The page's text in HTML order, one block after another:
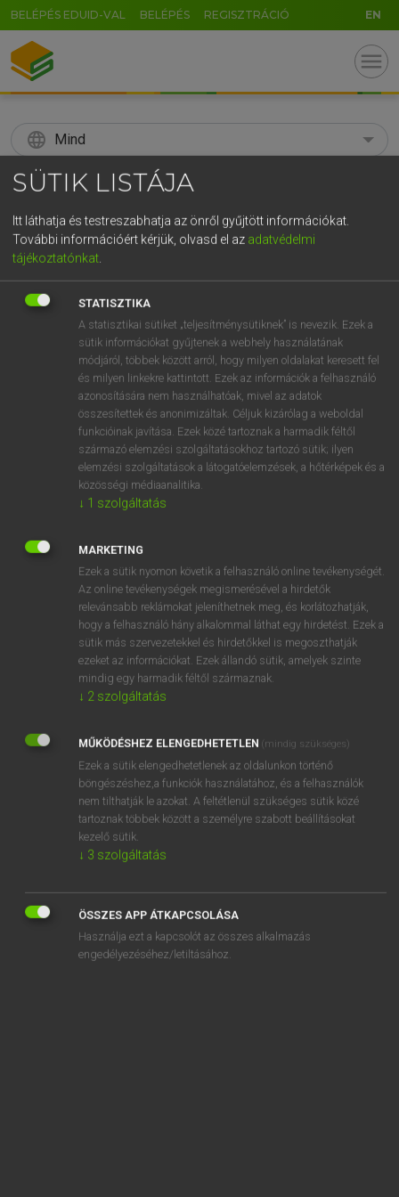
BELÉPÉS EDUID-VAL BELÉPÉS REGISZTRÁCIÓ EN
menu
language Mind
search
KERESÉS
Díjmentes angol szótár
agriculturer fn
földműves
(mező)gazda
⚲ agriculturerkeresése szótárainkban
DÍJMENTES ANGOL SZÓTÁR
agribusiness
agricultural
agriculturalist
agriculture
agriculturer
agrobiology
agrokémia
MICROSOFT OFFICE BŐVÍTMÉNY
BEÉPÜLŐ SZÓTÁRMODUL
ONLINE NYELVVIZSGA
SÜTIK LISTÁJA
Itt láthatja és testreszabhatja az önről gyűjtött információkat.
További információért kérjük, olvasd el az adatvédelmi
tájékoztatónkat
STATISZTIKA
A statisztikai sütiket „teljesítménysütiknek” is nevezik. Ezek a
sütik információkat gyűjtenek a webhely használatának
módjáról, többek között arról, hogy milyen oldalakat keresett fel
és milyen linkekre kattintott. Ezek az információk a felhasználó
azonosítására nem használhatóak, mivel az adatok
összesítettek és anonimizáltak. Céljuk kizárólag a weboldal
funkcióinak javítása. Ezek közé tartoznak a harmadik féltől
származó elemzési szolgáltatásokhoz tartozó sütik; ilyen
elemzési szolgáltatások a látogatóelemzések, a hőtérképek és a
közösségi médiaanalitika.
↓ 1 szolgáltatás
MARKETING
Ezek a sütik nyomon követik a felhasználó online tevékenységét.
Az online tevékenységek megismerésével a hirdetők
relevánsabb reklámokat jeleníthetnek meg, és korlátozhatják,
hogy a felhasználó hány alkalommal láthat egy hirdetést. Ezek a
sütik más szervezetekkel és hirdetőkkel is megoszthatják
ezeket az információkat. Ezek állandó sütik, amelyek szinte
mindig egy harmadik féltől származnak.
↓ 2 szolgáltatás
MŰKÖDÉSHEZ ELENGEDHETETLEN (mindig szükséges)
Ezek a sütik elengedhetetlenek az oldalunkon történő
böngészéshez,a funkciók használatához, és a felhasználók
nem tilthatják le azokat. A feltétlenül szükséges sütik közé
tartoznak többek között a személyre szabott beállításokat
kezelő sütik.
↓ 3 szolgáltatás
ÖSSZES APP ÁTKAPCSOLÁSA
Használja ezt a kapcsolót az összes alkalmazás
engedélyezéséhez/letiltásához.
GR
5 6 7 8 9 ö ü ó
r t z u i o p ő ú
k l ű
n m , . - AltGr